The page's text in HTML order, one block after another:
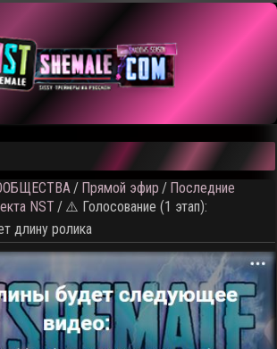
/ Прямой эфир / Последние
NST / ⚠️ Голосование (1 этап):
длину ролика